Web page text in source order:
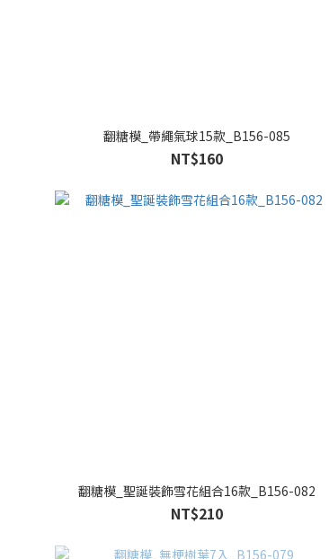
翻糖模_帶繩氣球15款_B156-085
NT$160
翻糖模_聖誕裝飾雪花組合16款_B156-082
NT$210